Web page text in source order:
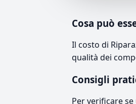
Cosa può
Il costo di
qualità dei
Consigli
Per verificare